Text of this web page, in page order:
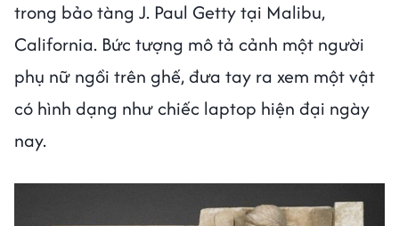
trong bảo tàng J. Paul Getty tại Malibu,
California. Bức tượng mô tả cảnh một người
phụ nữ ngồi trên ghế, đưa tay ra xem một vật
có hình dạng như chiếc laptop hiện đại ngày
nay.